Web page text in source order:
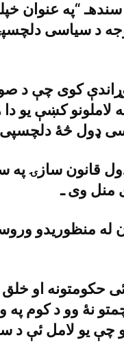
“په عنوان
د سياسى
کوى چې د
لاملونو کښې يو
ډول څۀ دلچسپى
قانون سازۍ په
منل وى ـ
نه د ١٨م آئينى بدلون له
حکومتونه او خلق
نۀ وو د کوم
يو لامل ئې د